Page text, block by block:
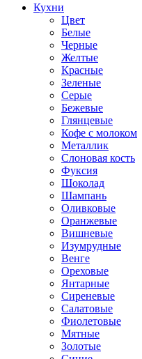
Кухни
Цвет
Белые
Черные
Желтые
Красные
Зеленые
Серые
Бежевые
Глянцевые
Кофе с молоком
Металлик
Слоновая кость
Фуксия
Шоколад
Шампань
Оливковые
Оранжевые
Вишневые
Изумрудные
Венге
Ореховые
Янтарные
Сиреневые
Салатовые
Фиолетовые
Мятные
Золотые